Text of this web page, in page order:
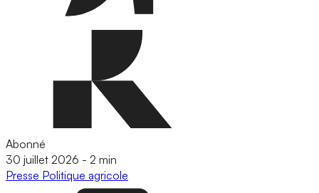
Abonné
30 juillet 2026 - 2 min
Presse Politique agricole